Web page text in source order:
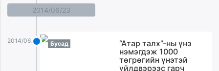
2014/06/23
2014/06/23 Бусад
“Атар талх”-ны үнэ
нэмэгдэж 1000
төгрөгийн үнэтэй
үйлдвэрээс гарч